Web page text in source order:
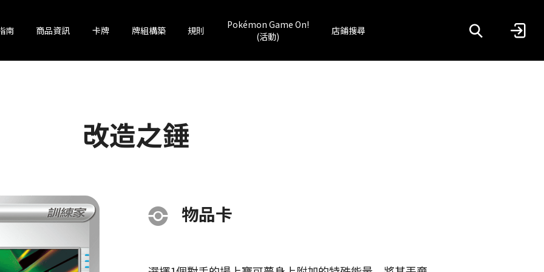
南 商品資訊 卡牌 牌組構築 規則
Pokémon Game On!
(活動)
店鋪搜尋
改造之錘
物品卡